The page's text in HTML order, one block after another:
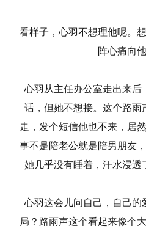
看样子，心羽不想理他呢。
阵心痛向他
心羽从主任办公室走出来后
话，但她不想接。这个路雨
走，发个短信他也不来，居
事不是陪老公就是陪男朋友
她几乎没有睡着，汗水浸透
心羽这会儿问自己，自己的
局？路雨声这个看起来像个